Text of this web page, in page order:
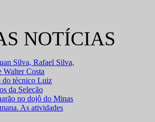
NOTÍCIAS